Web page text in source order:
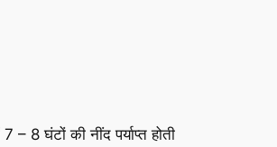
8 घंटों की नींद पर्याप्त होती